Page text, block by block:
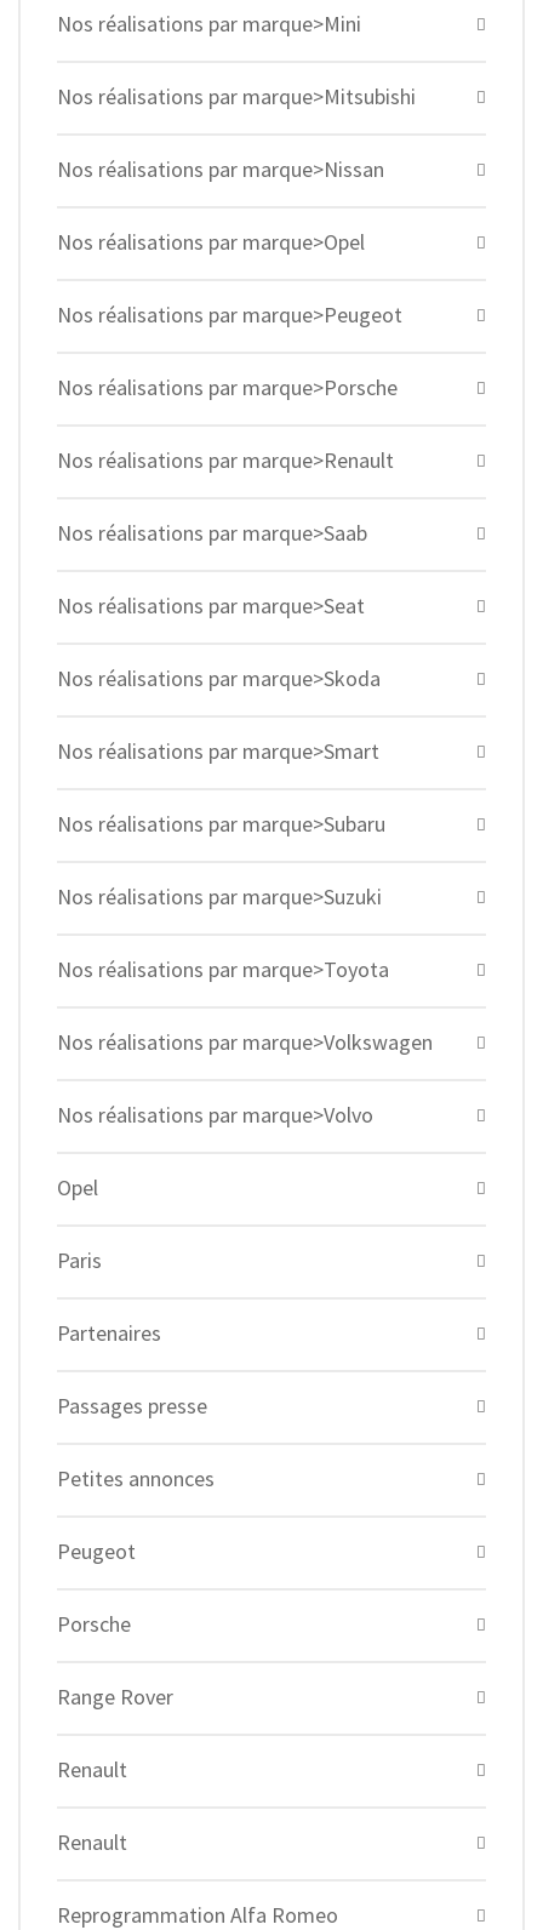
Nos réalisations par marque>Mini
Nos réalisations par marque>Mitsubishi
Nos réalisations par marque>Nissan
Nos réalisations par marque>Opel
Nos réalisations par marque>Peugeot
Nos réalisations par marque>Porsche
Nos réalisations par marque>Renault
Nos réalisations par marque>Saab
Nos réalisations par marque>Seat
Nos réalisations par marque>Skoda
Nos réalisations par marque>Smart
Nos réalisations par marque>Subaru
Nos réalisations par marque>Suzuki
Nos réalisations par marque>Toyota
Nos réalisations par marque>Volkswagen
Nos réalisations par marque>Volvo
Opel
Paris
Partenaires
Passages presse
Petites annonces
Peugeot
Porsche
Range Rover
Renault
Renault
Reprogrammation Alfa Romeo